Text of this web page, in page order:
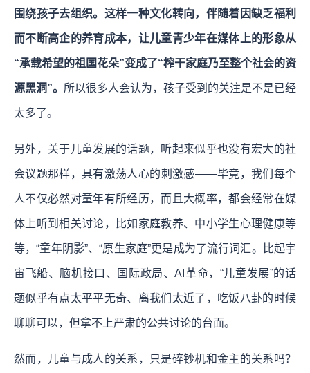
围绕孩子去组织。这样一种文化转向，伴随着因缺乏福利
而不断高企的养育成本，让儿童青少年在媒体上的形象从
“承载希望的祖国花朵”变成了“榨干家庭乃至整个社会的资
源黑洞”。 所以很多人会认为，孩子受到的关注是不是已经
太多了。
另外，关于儿童发展的话题，听起来似乎也没有宏大的社
会议题那样，具有激荡人心的刺激感——毕竟，我们每个
人不仅必然对童年有所经历，而且大概率，都会经常在媒
体上听到相关讨论，比如家庭教养、中小学生心理健康等
等，“童年阴影”、“原生家庭”更是成为了流行词汇。比起宇
宙飞船、脑机接口、国际政局、AI革命，“儿童发展”的话
题似乎有点太平平无奇、离我们太近了，吃饭八卦的时候
聊聊可以，但拿不上严肃的公共讨论的台面。
然而， 儿童与成人的关系，只是碎钞机和金主的关系吗？